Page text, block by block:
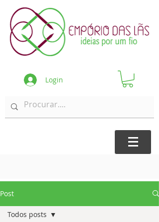
Login
Post
Todos posts